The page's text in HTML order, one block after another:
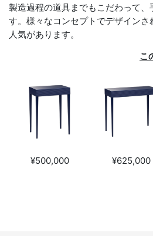
製造過程の道具までもこだわって、
す。様々なコンセプトでデザインさ
人気があります。
こ
¥500,000 ¥625,000